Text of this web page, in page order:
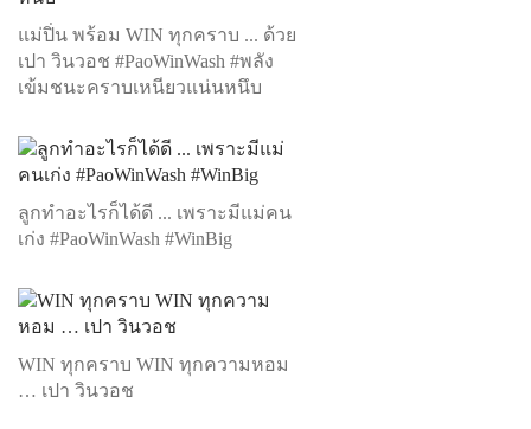
แม่ปิ่น พร้อม WIN ทุกคราบ ... ด้วย
เปา วินวอช #PaoWinWash #พลัง
เข้มชนะคราบเหนียวแน่นหนึบ
ลูกทำอะไรก็ได้ดี ... เพราะมีแม่คน
เก่ง #PaoWinWash #WinBig
WIN ทุกคราบ WIN ทุกความหอม
… เปา วินวอช